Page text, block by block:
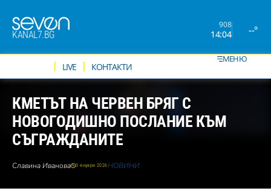
KANAL7.BG
908
14:04 --°
LIVE КОНТАКТИ
МЕНЮ
КМЕТЪТ НА ЧЕРВЕН БРЯГ С
НОВОГОДИШНО ПОСЛАНИЕ КЪМ
СЪГРАЖДАНИТЕ
Славина Иванова 3 януари 2026НОВИНИ